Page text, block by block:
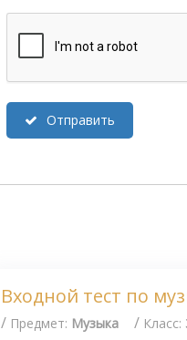
Отправить
Входной тест по
/ Предмет: Музыка / Класс: